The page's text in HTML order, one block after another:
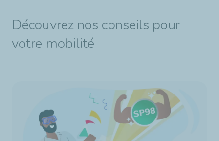
Découvrez nos conseils pour
votre mobilité